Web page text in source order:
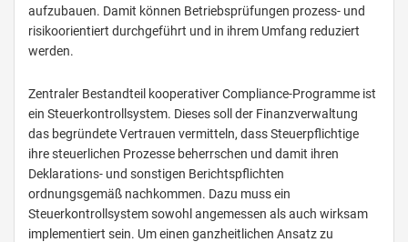
aufzubauen. Damit können Betriebsprüfungen prozess- und
risikoorientiert durchgeführt und in ihrem Umfang reduziert
werden.
Zentraler Bestandteil kooperativer Compliance-Programme ist
ein Steuerkontrollsystem. Dieses soll der Finanzverwaltung
das begründete Vertrauen vermitteln, dass Steuerpflichtige
ihre steuerlichen Prozesse beherrschen und damit ihren
Deklarations- und sonstigen Berichtspflichten
ordnungsgemäß nachkommen. Dazu muss ein
Steuerkontrollsystem sowohl angemessen als auch wirksam
implementiert sein. Um einen ganzheitlichen Ansatz zu